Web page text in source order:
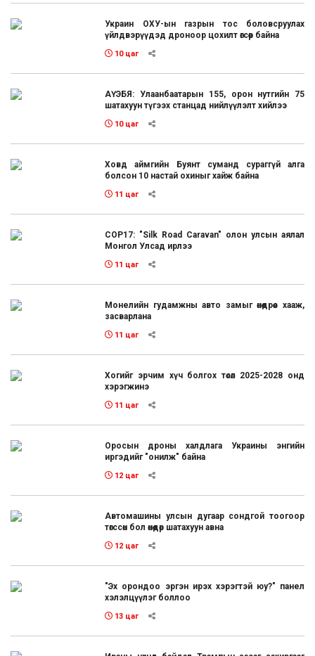
Украин ОХУ-ын газрын тос боловсруулах
үйлдвэрүүдэд дроноор цохилт өгсөөр байна
10 цаг
АҮЭБЯ: Улаанбаатарын 155, орон нутгийн 75
шатахуун түгээх станцад нийлүүлэлт хийлээ
10 цаг
Ховд аймгийн Буянт суманд сураггүй алга
болсон 10 настай охиныг хайж байна
11 цаг
COP17: "Silk Road Caravan" олон улсын аялал
Монгол Улсад ирлээ
11 цаг
Монелийн гудамжны авто замыг өнөөдрөөс хааж,
засварлана
11 цаг
Хогийг эрчим хүч болгох төсөл 2025-2028 онд
хэрэгжинэ
11 цаг
Оросын дроны халдлага Украины энгийн
иргэдийг "онилж" байна
12 цаг
Автомашины улсын дугаар сондгой тоогоор
төгссөн бол өнөөдөр шатахуун авна
12 цаг
"Эх орондоо эргэн ирэх хэрэгтэй юу?" панел
хэлэлцүүлэг боллоо
13 цаг